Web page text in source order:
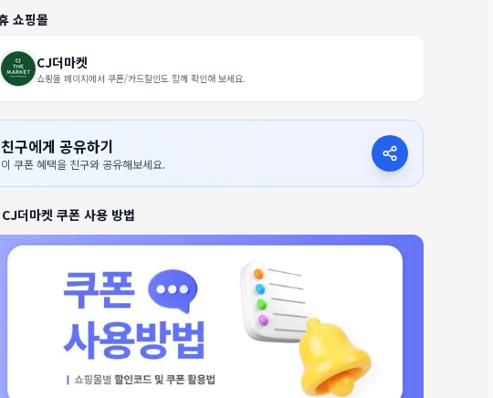
쇼핑몰
CJ더마켓
쇼핑몰 페이지에서 쿠폰/카드할인도 함께 확인해 보세요.
친구에게 공유하기
이 쿠폰 혜택을 친구와 공유해보세요.
CJ더마켓 쿠폰 사용 방법